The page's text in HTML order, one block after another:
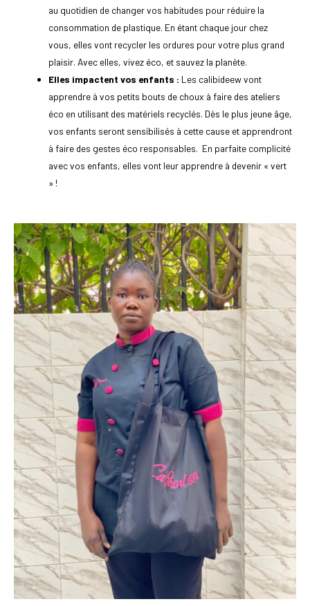
au quotidien de changer vos habitudes pour réduire la
consommation de plastique. En étant chaque jour chez
vous, elles vont recycler les ordures pour votre plus grand
plaisir. Avec elles, vivez éco, et sauvez la planète.
Elles impactent vos enfants : Les calibideew vont
apprendre à vos petits bouts de choux à faire des ateliers
éco en utilisant des matériels recyclés. Dès le plus jeune âge,
vos enfants seront sensibilisés à cette cause et apprendront
à faire des gestes éco responsables. En parfaite complicité
avec vos enfants, elles vont leur apprendre à devenir « vert
» !